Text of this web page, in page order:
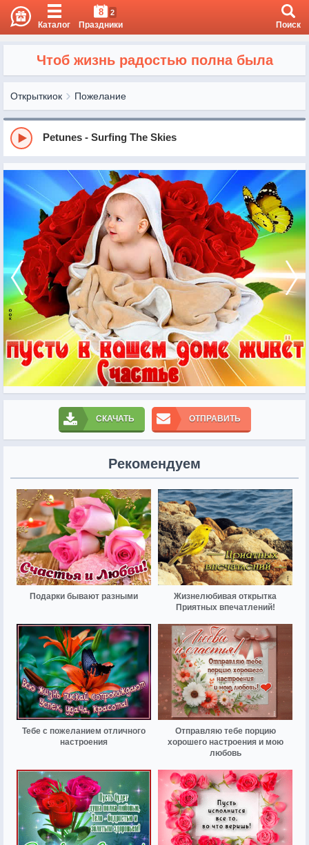
Каталог
8 2
Праздники Поиск
Чтоб жизнь радостью полна была
Открыткиок Пожелание
Petunes - Surfing The Skies
СКАЧАТЬ ОТПРАВИТЬ
Рекомендуем
Подарки бывают разными
Жизнелюбивая открытка
Приятных впечатлений!
Тебе с пожеланием отличного
настроения
Отправляю тебе порцию
хорошего настроения и мою
любовь